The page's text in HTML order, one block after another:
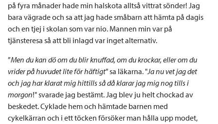
på fyra månader hade min halskota alltså vittrat sönder! Jag
bara vägrade och sa att jag hade småbarn att hämta på dagis
och en tjej i skolan som var nio. Mannen min var på
tjänsteresa så att bli inlagd var inget alternativ.
”Men du kan dö om du blir knuffad, om du krockar, eller om du
vrider på huvudet lite för häftigt” sa läkarna. "Ja nu vet jag det
och jag har klarat mig hittills så då klarar jag mig nog tills i
morgon!" svarade jag bestämt. Jag blev ju helt chockad av
beskedet. Cyklade hem och hämtade barnen med
cykelkärran och i ett töcken försöker man hålla upp modet,